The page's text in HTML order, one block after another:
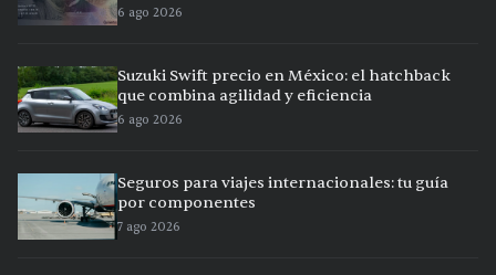
6 ago 2026
Suzuki Swift precio en México: el hatchback
que combina agilidad y eficiencia
6 ago 2026
Seguros para viajes internacionales: tu guía
por componentes
7 ago 2026